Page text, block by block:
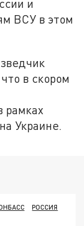
и
ВСУ в этом
в скором
рамках
Украине.
РОССИЯ